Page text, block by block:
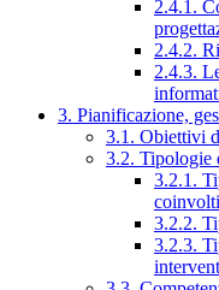
2.4.1.
2.4.2.
2.4.3.
3. Pianificazione,
3.1. Obiettivi
3.2. Tipologie
3.2.1.
3.2.2.
3.2.3.